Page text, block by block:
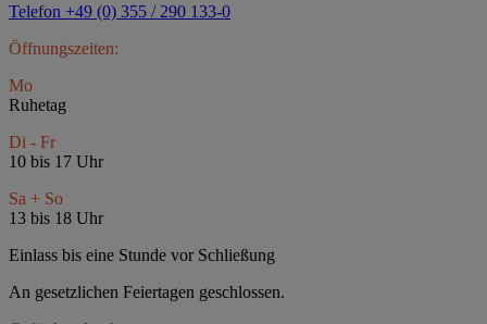
Telefon +49 (0) 355 / 290 133-0
Öffnungszeiten:
Mo
Ruhetag
Di - Fr
10 bis 17 Uhr
Sa + So
13 bis 18 Uhr
Einlass bis eine Stunde vor Schließung
An gesetzlichen Feiertagen geschlossen.